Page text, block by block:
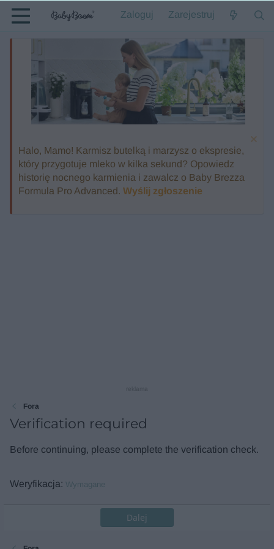
Zaloguj Zarejestruj
Halo, Mamo! Karmisz butelką i marzysz o ekspresie,
który przygotuje mleko w kilka sekund? Opowiedz
historię nocnego karmienia i zawalcz o Baby Brezza
Formula Pro Advanced. Wyślij zgłoszenie
Fora
Verification required
Before continuing, please complete the verification check.
Weryfikacja Wymagane
Dalej